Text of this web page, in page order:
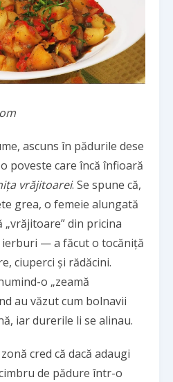
ascuns în pădurile dese
poveste care încă înfioară
vrăjitoarei. Se spune că,
grea, o femeie alungată
din pricina
— a făcut o tocăniță
ciuperci și rădăcini.
o „zeamă
au văzut cum bolnavii
iar durerile li se alinau.
cred că dacă adaugi
de pădure într-o